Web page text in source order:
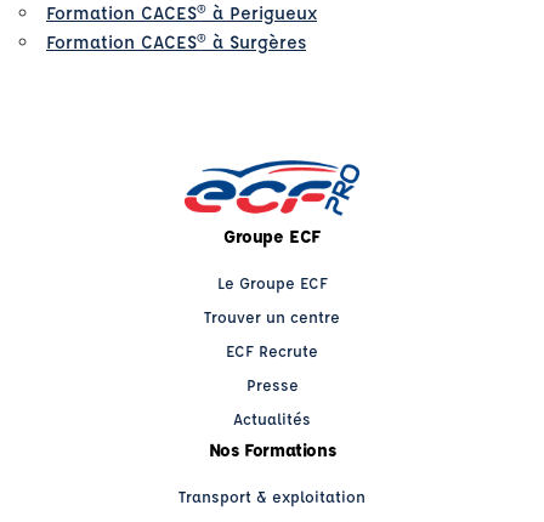
Formation CACES® à Perigueux
Formation CACES® à Surgères
Groupe ECF
Le Groupe ECF
Trouver un centre
ECF Recrute
Presse
Actualités
Nos Formations
Transport & exploitation